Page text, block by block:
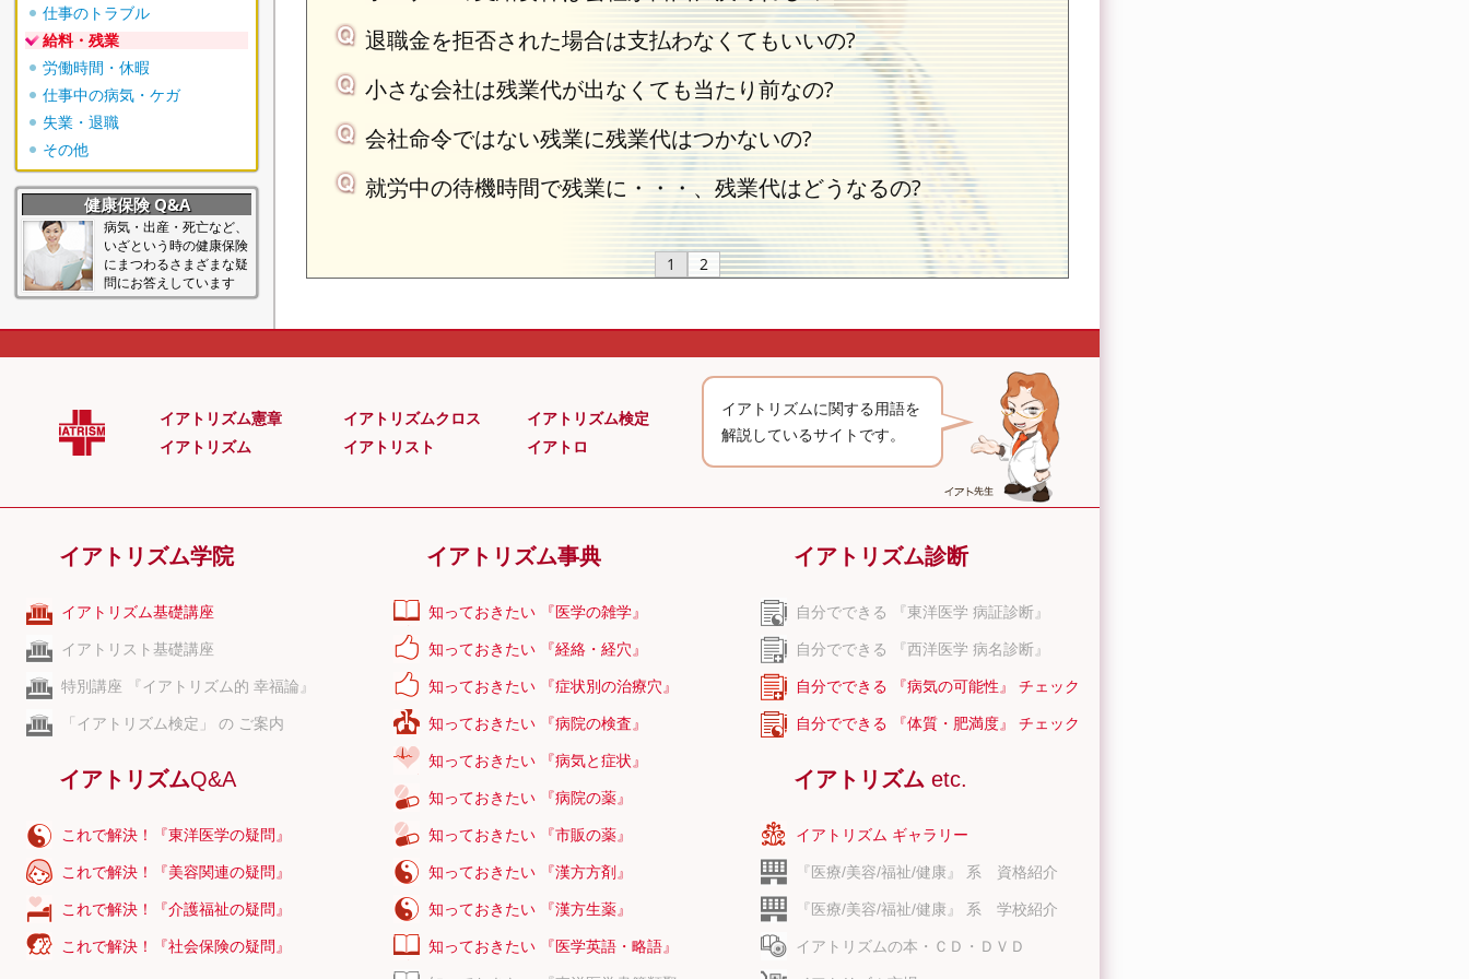
退職金を拒否された場合は支払わなくてもいいの?
小さな会社は残業代が出なくても当たり前なの?
会社命令ではない残業に残業代はつかないの?
就労中の待機時間で残業に・・・、残業代はどうなるの?
1 2
仕事のトラブル
給料・残業
労働時間・休暇
仕事中の病気・ケガ
失業・退職
その他
健康保険 Q&A
病気・出産・死亡など、
いざという時の健康保険
にまつわるさまざまな疑
問にお答えしています
その他
イアトリズム憲章
イアトリズム
イアトリズムクロス
イアトリスト
イアトリズム検定
イアトロ
イアトリズムに関する用語を
解説しているサイトです。
イアトリズム学院
イアトリズム基礎講座
イアトリスト基礎講座
特別講座 『イアトリズム的 幸福論』
「イアトリズム検定」 の ご案内
イアトリズムQ&A
これで解決！『東洋医学の疑問』
これで解決！『美容関連の疑問』
これで解決！『介護福祉の疑問』
これで解決！『社会保険の疑問』
イアトリズム事典
知っておきたい 『医学の雑学』
知っておきたい 『経絡・経穴』
知っておきたい 『症状別の治療穴』
知っておきたい 『病院の検査』
知っておきたい 『病気と症状』
知っておきたい 『病院の薬』
知っておきたい 『市販の薬』
知っておきたい 『漢方方剤』
知っておきたい 『漢方生薬』
知っておきたい 『医学英語・略語』
イアトリズム診断
自分でできる 『東洋医学 病証診断』
自分でできる 『西洋医学 病名診断』
自分でできる 『病気の可能性』 チェック
自分でできる 『体質・肥満度』 チェック
イアトリズム etc.
イアトリズム ギャラリー
『医療/美容/福祉/健康』 系 資格紹介
『医療/美容/福祉/健康』 系 学校紹介
イアトリズムの本・ＣＤ・ＤＶＤ